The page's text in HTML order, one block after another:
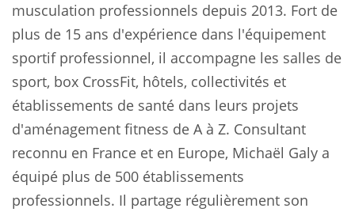
musculation professionnels depuis 2013. Fort de
plus de 15 ans d'expérience dans l'équipement
sportif professionnel, il accompagne les salles de
sport, box CrossFit, hôtels, collectivités et
établissements de santé dans leurs projets
d'aménagement fitness de A à Z. Consultant
reconnu en France et en Europe, Michaël Galy a
équipé plus de 500 établissements
professionnels. Il partage régulièrement son